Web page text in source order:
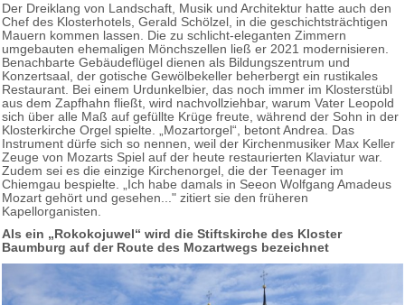
Der Dreiklang von Landschaft, Musik und Architektur hatte auch den
Chef des Klosterhotels, Gerald Schölzel, in die geschichtsträchtigen
Mauern kommen lassen. Die zu schlicht-eleganten Zimmern
umgebauten ehemaligen Mönchszellen ließ er 2021 modernisieren.
Benachbarte Gebäudeflügel dienen als Bildungszentrum und
Konzertsaal, der gotische Gewölbekeller beherbergt ein rustikales
Restaurant. Bei einem Urdunkelbier, das noch immer im Klosterstübl
aus dem Zapfhahn fließt, wird nachvollziehbar, warum Vater Leopold
sich über alle Maß auf gefüllte Krüge freute, während der Sohn in der
Klosterkirche Orgel spielte. „Mozartorgel“, betont Andrea. Das
Instrument dürfe sich so nennen, weil der Kirchenmusiker Max Keller
Zeuge von Mozarts Spiel auf der heute restaurierten Klaviatur war.
Zudem sei es die einzige Kirchenorgel, die der Teenager im
Chiemgau bespielte. „Ich habe damals in Seeon Wolfgang Amadeus
Mozart gehört und gesehen..." zitiert sie den früheren
Kapellorganisten.
Als ein „Rokokojuwel“ wird die Stiftskirche des Kloster
Baumburg auf der Route des Mozartwegs bezeichnet